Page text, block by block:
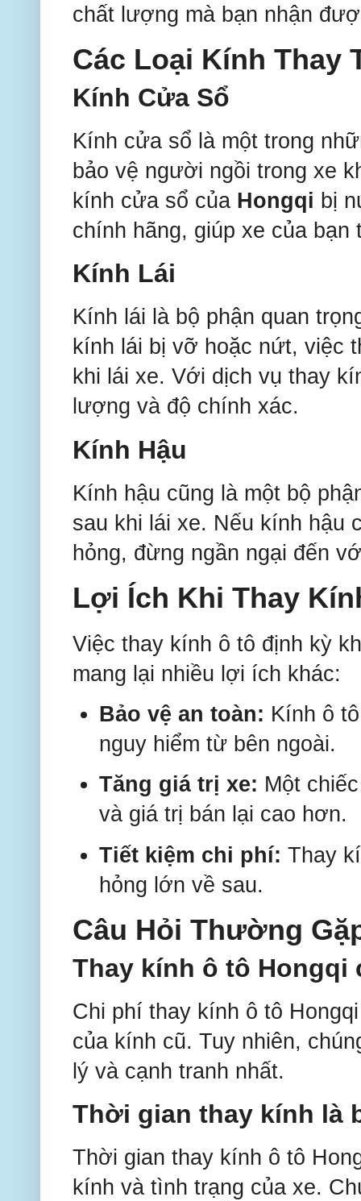
chất lượng mà bạn nhận
Các Loại Kính Thay
Kính Cửa Sổ
Kính cửa sổ là một trong
bảo vệ người ngồi trong xe
kính cửa sổ của Hongqi bị
chính hãng, giúp xe của bạn
Kính Lái
Kính lái là bộ phận quan
kính lái bị vỡ hoặc nứt, việc
khi lái xe. Với dịch vụ thay
lượng và độ chính xác.
Kính Hậu
Kính hậu cũng là một bộ
sau khi lái xe. Nếu kính hậu
hỏng, đừng ngần ngại đến
Lợi Ích Khi Thay
Việc thay kính ô tô định kỳ
mang lại nhiều lợi ích khác:
Bảo vệ an toàn: Kính ô
nguy hiểm từ bên ngoài.
Tăng giá trị xe: Một
và giá trị bán lại cao hơn.
Tiết kiệm chi phí: Thay
hỏng lớn về sau.
Câu Hỏi Thường
Thay kính ô tô Hongqi
Chi phí thay kính ô tô
của kính cũ. Tuy nhiên,
lý và cạnh tranh nhất.
Thời gian thay kính là
Thời gian thay kính ô tô
kính và tình trạng của xe.